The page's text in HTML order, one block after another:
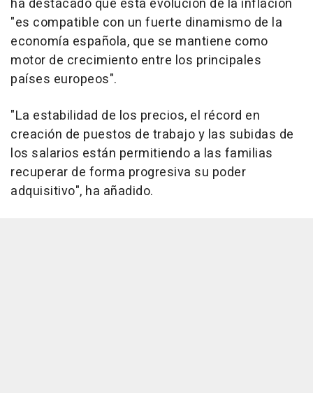
ha destacado que esta evolución de la inflación
"es compatible con un fuerte dinamismo de la
economía española, que se mantiene como
motor de crecimiento entre los principales
países europeos".
"La estabilidad de los precios, el récord en
creación de puestos de trabajo y las subidas de
los salarios están permitiendo a las familias
recuperar de forma progresiva su poder
adquisitivo", ha añadido.